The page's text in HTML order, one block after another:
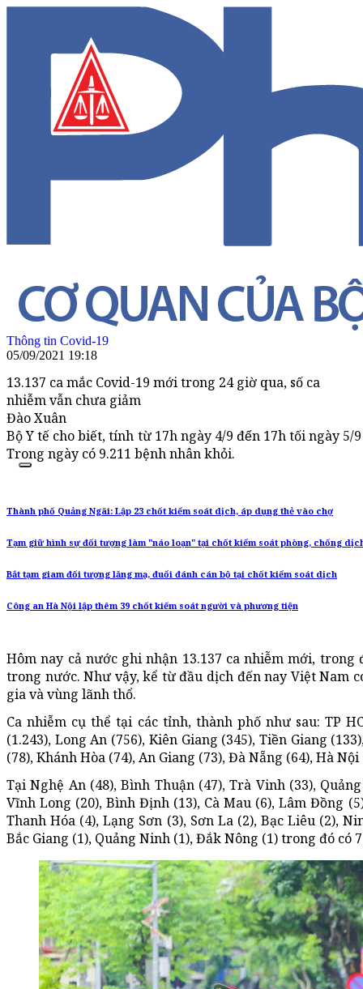
Thông tin Covid-19
05/09/2021 19:18
13.137 ca mắc Covid-19 mới trong 24 giờ qua, số ca
nhiễm vẫn chưa giảm
Đào Xuân
Bộ Y tế cho biết, tính từ 17h ngày 4/9 đến 17h tối ngày 5/
Trong ngày có 9.211 bệnh nhân khỏi.
Thành phố Quảng Ngãi: Lập 23 chốt kiểm soát dịch, áp dụng thẻ vào chợ
Tạm giữ hình sự đối tượng làm "náo loạn" tại chốt kiểm soát phòng, chống
Bắt tạm giam đối tượng lăng mạ, đuổi đánh cán bộ tại chốt kiểm soát dịch
Công an Hà Nội lập thêm 39 chốt kiếm soát người và phương tiện
Hôm nay cả nước ghi nhận 13.137 ca nhiễm mới, trong
trong nước. Như vậy, kể từ đầu dịch đến nay Việt Nam
gia và vùng lãnh thổ.
Ca nhiễm cụ thể tại các tỉnh, thành phố như sau: TP
(1.243), Long An (756), Kiên Giang (345), Tiền Giang
(78), Khánh Hòa (74), An Giang (73), Đà Nẵng (64), Hà
Tại Nghệ An (48), Bình Thuận (47), Trà Vinh (33),
Vĩnh Long (20), Bình Định (13), Cà Mau (6), Lâm Đồng
Thanh Hóa (4), Lạng Sơn (3), Sơn La (2), Bạc Liêu (2),
Bắc Giang (1), Quảng Ninh (1), Đắk Nông (1) trong đó có